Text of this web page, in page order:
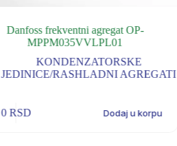
Danfoss frekventni agregat OP-
MPPM035VVLPL01
KONDENZATORSKE
JEDINICE/RASHLADNI AGREGATI
0 RSD Dodaj u korpu